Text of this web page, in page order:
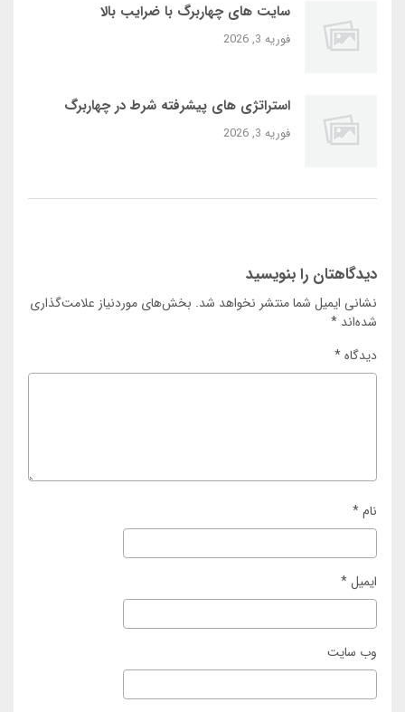
سایت‌ های چهاربرگ با ضرایب بالا
فوریه 3, 2026
استراتژی‌ های پیشرفته شرط در چهاربرگ
فوریه 3, 2026
دیدگاهتان را بنویسید
نشانی ایمیل شما منتشر نخواهد شد. بخش‌های موردنیاز علامت‌گذاری
شده‌اند *
دیدگاه*
نام*
ایمیل*
وب‌ سایت